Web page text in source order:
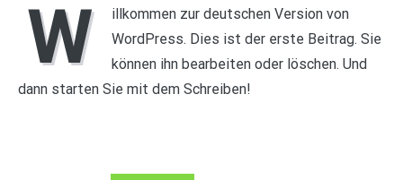
W
illkommen zur deutschen Version von
WordPress. Dies ist der erste Beitrag. Sie
können ihn bearbeiten oder löschen. Und
dann starten Sie mit dem Schreiben!